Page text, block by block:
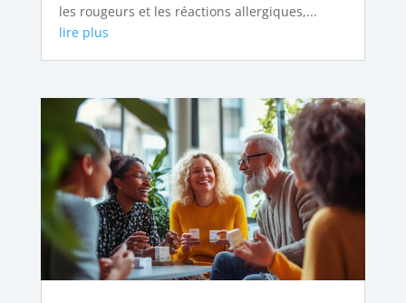
les rougeurs et les réactions allergiques,...
lire plus